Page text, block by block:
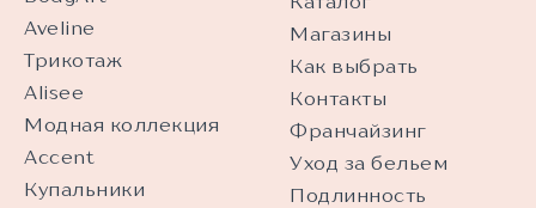
Aveline
Трикотаж
Alisee
Модная коллекция
Accent
Купальники
Магазины
Как выбрать
Контакты
Франчайзинг
Уход за бельем
Подлинность